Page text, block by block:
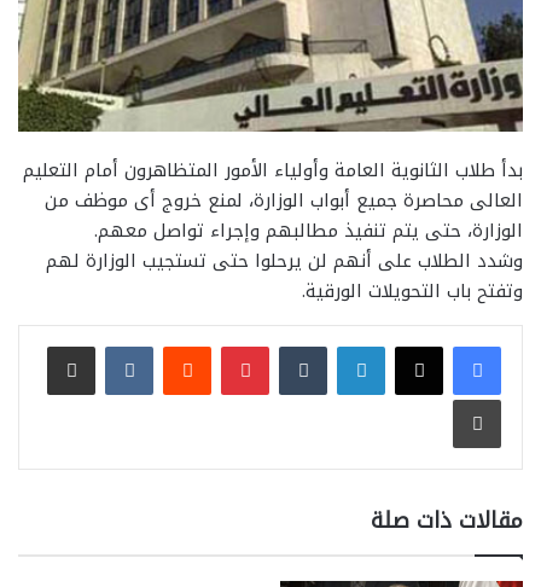
بدأ طلاب الثانوية العامة وأولياء الأمور المتظاهرون أمام التعليم
العالى محاصرة جميع أبواب الوزارة، لمنع خروج أى موظف من
الوزارة، حتى يتم تنفيذ مطالبهم وإجراء تواصل معهم.
وشدد الطلاب على أنهم لن يرحلوا حتى تستجيب الوزارة لهم
وتفتح باب التحويلات الورقية.
لينكدإن بينتيريست
مشاركة عبر البريد
طباعة
مقالات ذات صلة